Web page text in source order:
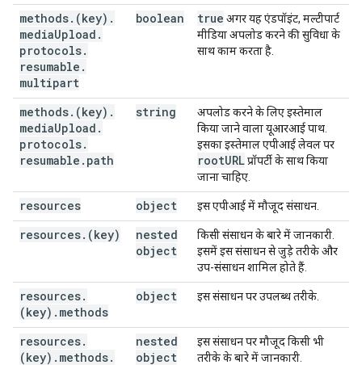
methods. (key) .
mediaUpload .
protocols.
resumable .
multipart
boolean true अगर यह एंडपॉइंट, मल्टीपार्ट
मीडिया अपलोड करने की सुविधा के
साथ काम करता है.
methods. (key) .
mediaUpload .
protocols.
resumable . path
string
अपलोड करने के लिए इस्तेमाल
किया जाने वाला यूआरआई पाथ.
इसका इस्तेमाल एपीआई लेवल पर
rootURLप्रॉपर्टी के साथ किया
जाना चाहिए.
resources object इस एपीआई में मौजूद संसाधन.
resources. (key)
nested
object
किसी संसाधन के बारे में जानकारी.
इसमें इस संसाधन से जुड़े तरीके और
उप-संसाधन शामिल होते हैं.
resources.
(key) . methods
object इस संसाधन पर उपलब्ध तरीके.
resources.
(key) . methods.
nested
object
इस संसाधन पर मौजूद किसी भी
तरीके के बारे में जानकारी.